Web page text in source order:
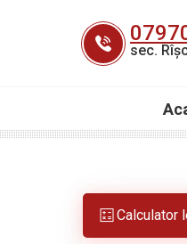
sec.
Calculator